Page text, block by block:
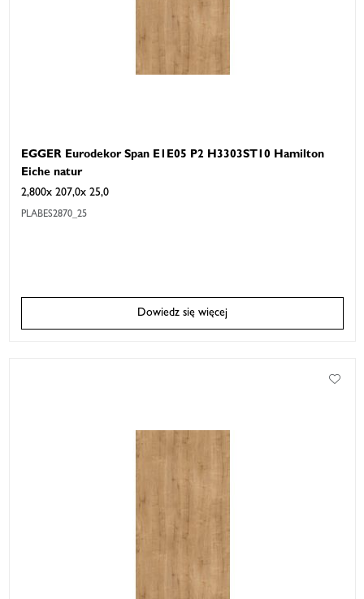
EGGER Eurodekor Span E1E05 P2 H3303ST10 Hamilton
Eiche natur
2,800x 207,0x 25,0
PLABES2870_25
Dowiedz się więcej